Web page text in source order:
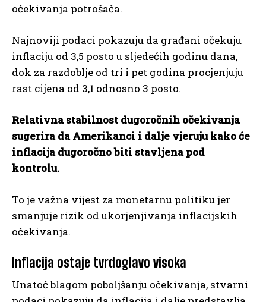
očekivanja potrošača.
Najnoviji podaci pokazuju da građani očekuju
inflaciju od 3,5 posto u sljedećih godinu dana,
dok za razdoblje od tri i pet godina procjenjuju
rast cijena od 3,1 odnosno 3 posto.
Relativna stabilnost dugoročnih očekivanja
sugerira da Amerikanci i dalje vjeruju kako će
inflacija dugoročno biti stavljena pod
kontrolu.
To je važna vijest za monetarnu politiku jer
smanjuje rizik od ukorjenjivanja inflacijskih
očekivanja.
Inflacija ostaje tvrdoglavo visoka
Unatoč blagom poboljšanju očekivanja, stvarni